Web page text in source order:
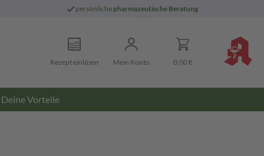
persönliche pharmazeutische Beratung
Rezept einlösen Mein Konto 0,00 €
Deine Vorteile